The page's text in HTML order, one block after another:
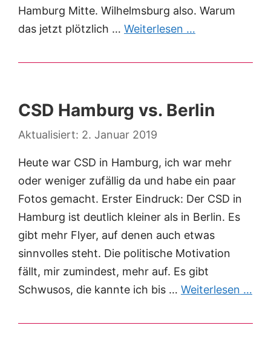
Hamburg Mitte. Wilhelmsburg also. Warum
das jetzt plötzlich … Weiterlesen …
CSD Hamburg vs. Berlin
2. Januar 2019
Heute war CSD in Hamburg, ich war mehr
oder weniger zufällig da und habe ein paar
Fotos gemacht. Erster Eindruck: Der CSD in
Hamburg ist deutlich kleiner als in Berlin. Es
gibt mehr Flyer, auf denen auch etwas
sinnvolles steht. Die politische Motivation
fällt, mir zumindest, mehr auf. Es gibt
Schwusos, die kannte ich bis … Weiterlesen …